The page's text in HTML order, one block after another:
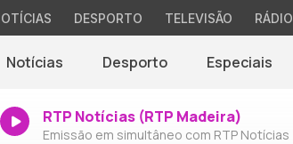
DESPORTO TELEVISÃO RÁDIO
Notícias Desporto Especiais
RTP Notícias (RTP Madeira)
Emissão em simultâneo com RTP Notícias